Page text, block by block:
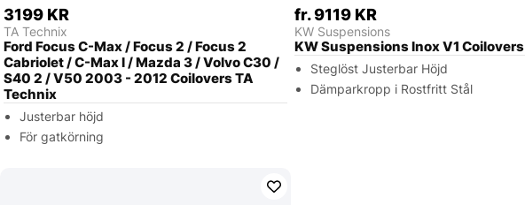
3199 KR
TA Technix
Ford Focus C-Max / Focus 2 / Focus 2
Cabriolet / C-Max I / Mazda 3 / Volvo C30 /
S40 2 / V50 2003 - 2012 Coilovers TA
Technix
Justerbar höjd
För gatkörning
fr. 9119 KR
KW Suspensions
KW Suspensions Inox V1 Coilovers
Steglöst Justerbar Höjd
Dämparkropp i Rostfritt Stål